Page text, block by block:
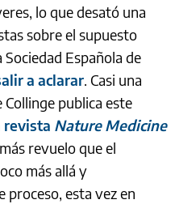
lo que desató una
sobre el supuesto
Española de
a aclarar. Casi una
Collinge publica este
revista Nature Medicine
revuelo que el
más allá y
esta vez en